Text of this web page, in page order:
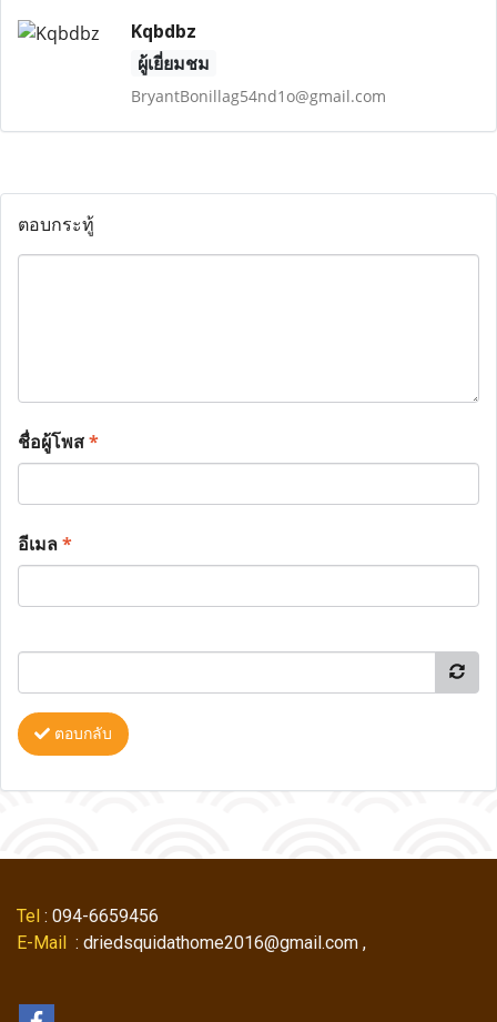
Kqbdbz
ผู้เยี่ยมชม
BryantBonillag54nd1o@gmail.com
ตอบกระทู้
ชื่อผู้โพส*
อีเมล*
ตอบกลับ
Tel : 094-6659456
E-Mail : driedsquidathome2016@gmail.com ,